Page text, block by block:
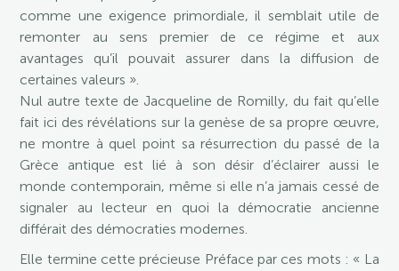
comme une exigence primordiale, il semblait utile de
remonter au sens premier de ce régime et aux
avantages qu’il pouvait assurer dans la diffusion de
certaines valeurs ».
Nul autre texte de Jacqueline de Romilly, du fait qu’elle
fait ici des révélations sur la genèse de sa propre œuvre,
ne montre à quel point sa résurrection du passé de la
Grèce antique est lié à son désir d’éclairer aussi le
monde contemporain, même si elle n’a jamais cessé de
signaler au lecteur en quoi la démocratie ancienne
différait des démocraties modernes.
Elle termine cette précieuse Préface par ces mots : « La